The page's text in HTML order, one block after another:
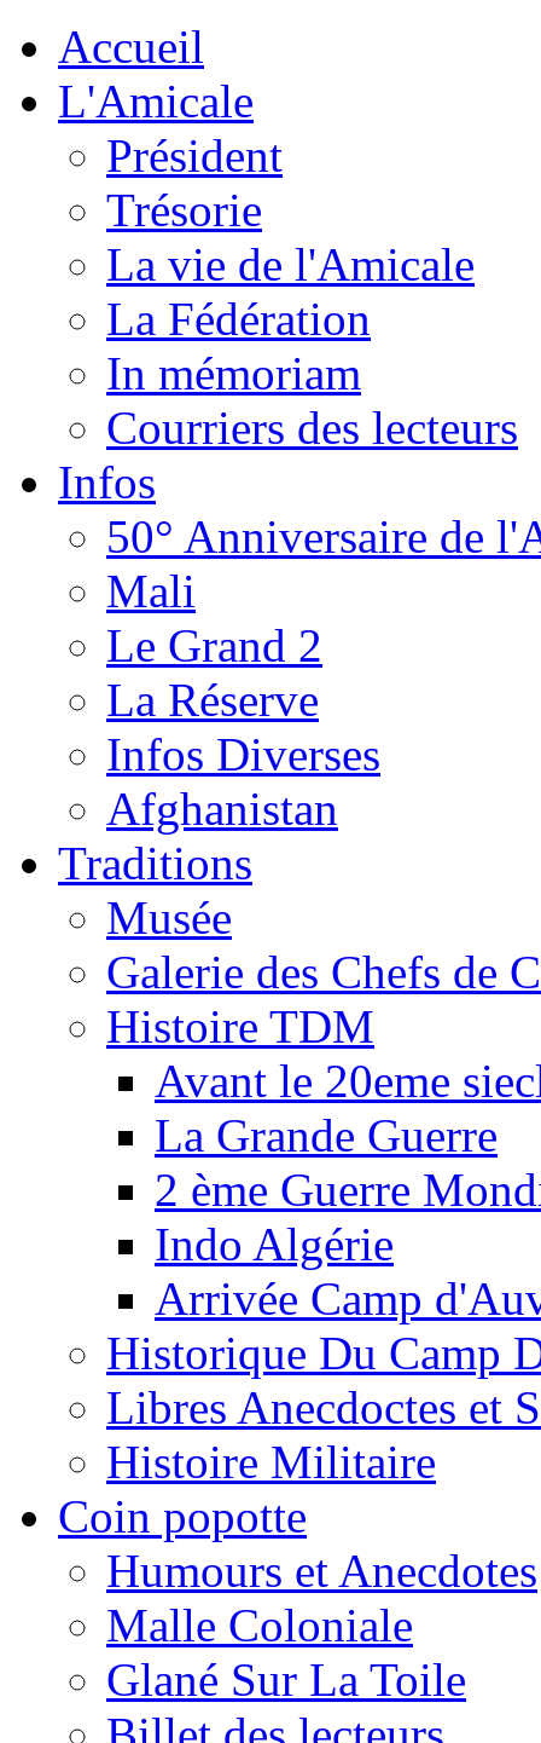
Accueil
L'Amicale
Président
Trésorie
La vie de l'Amicale
La Fédération
In mémoriam
Courriers des lecteurs
Infos
50° Anniversaire de
Mali
Le Grand 2
La Réserve
Infos Diverses
Afghanistan
Traditions
Musée
Galerie des Chefs de
Histoire TDM
Avant le 20eme
La Grande Guerre
2 ème Guerre
Indo Algérie
Arrivée Camp
Historique Du Camp
Libres Anecdoctes et
Histoire Militaire
Coin popotte
Humours et Anecdotes
Malle Coloniale
Glané Sur La Toile